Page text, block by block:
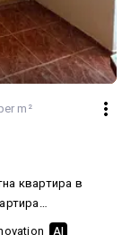
m²
квартира в
будинку.
AI